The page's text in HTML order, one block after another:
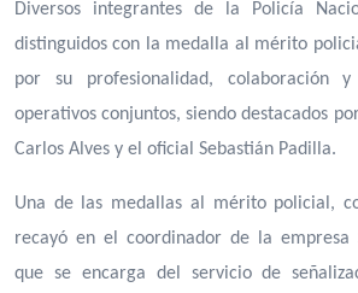
Diversos integrantes de la Policía
distinguidos con la medalla al mérito
por su profesionalidad, colaboración
operativos conjuntos, siendo destacados
Carlos Alves y el oficial Sebastián Padilla.
Una de las medallas al mérito policial,
recayó en el coordinador de la empresa
que se encarga del servicio de